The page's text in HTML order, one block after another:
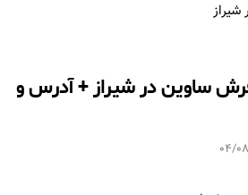
ساوین در شیراز + آدرس و
04/